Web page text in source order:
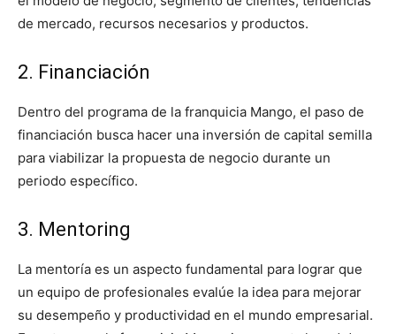
de mercado, recursos necesarios y productos.
2. Financiación
Dentro del programa de la franquicia Mango, el paso de
financiación busca hacer una inversión de capital semilla
para viabilizar la propuesta de negocio durante un
periodo específico.
3. Mentoring
La mentoría es un aspecto fundamental para lograr que
un equipo de profesionales evalúe la idea para mejorar
su desempeño y productividad en el mundo empresarial.